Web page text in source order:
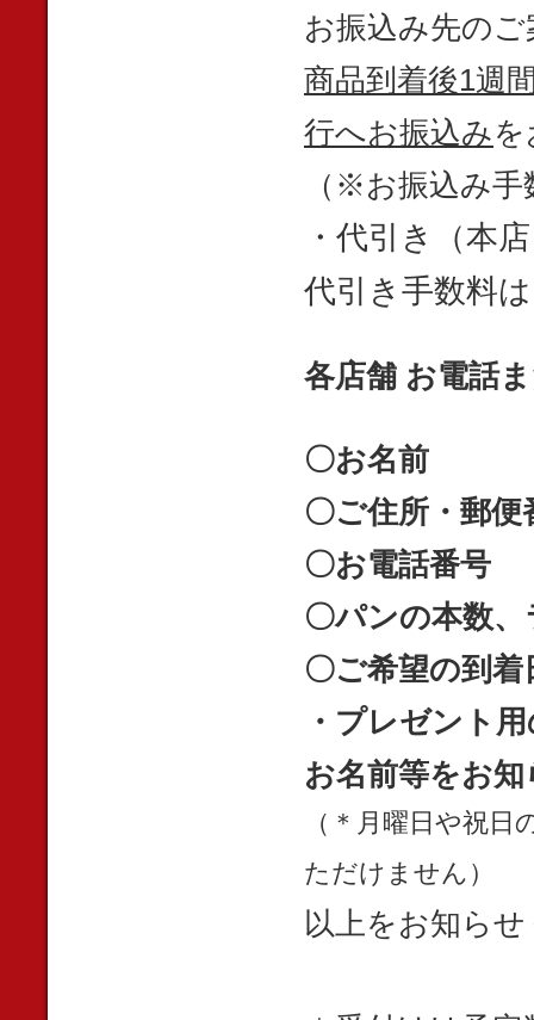
お振込み先の
商品到着後1週
行へお振込み
（※お振込み
・代引き（本
代引き手数料
各店舗 お電話
〇お名前
〇ご住所・郵便
〇お電話番号
〇パンの本数
〇ご希望の到着
・プレゼント
お名前等をお
（＊月曜日や祝
ただけません）
以上をお知ら